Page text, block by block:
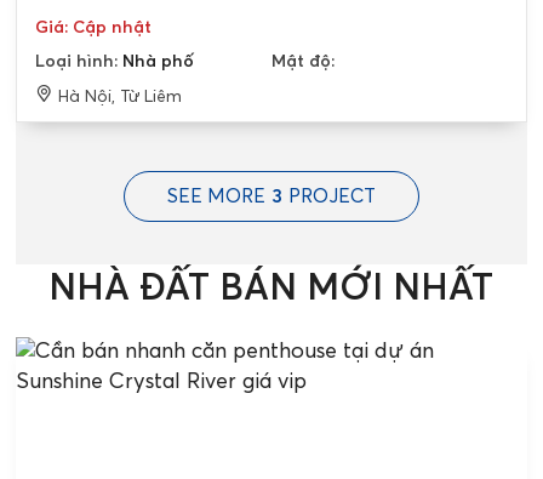
Giá: Cập nhật
Loại hình: Nhà phố Mật độ:
Hà Nội, Từ Liêm
SEE MORE 3 PROJECT
NHÀ ĐẤT BÁN MỚI NHẤT